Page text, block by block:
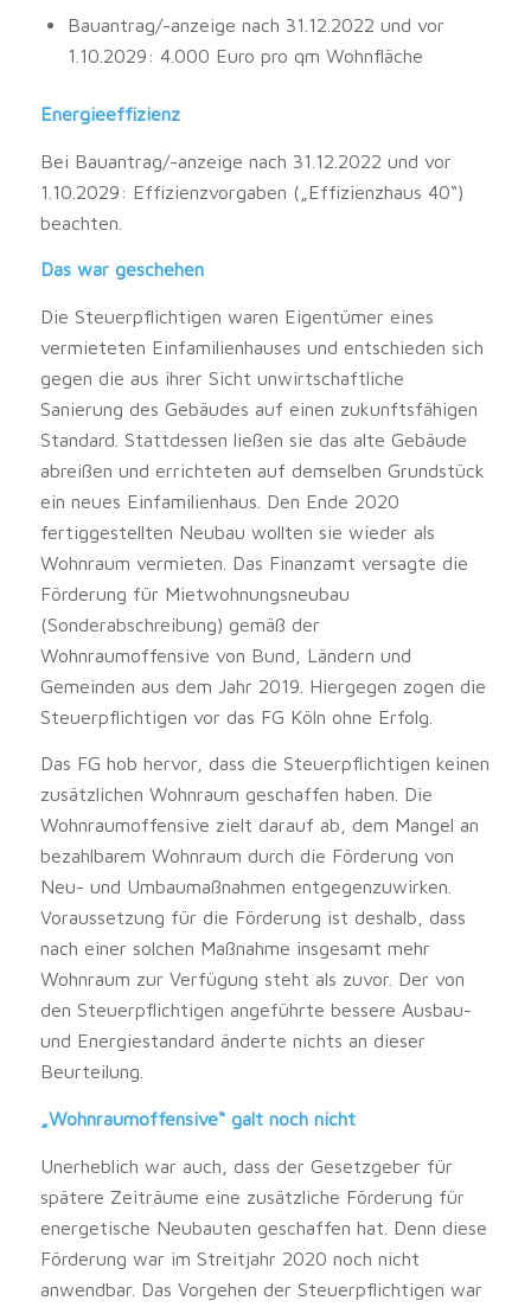
Bauantrag/-anzeige nach 31.12.2022 und vor
1.10.2029: 4.000 Euro pro qm Wohnfläche
Energieeffizienz
Bei Bauantrag/-anzeige nach 31.12.2022 und vor
1.10.2029: Effizienzvorgaben („Effizienzhaus 40“)
beachten.
Das war geschehen
Die Steuerpflichtigen waren Eigentümer eines
vermieteten Einfamilienhauses und entschieden sich
gegen die aus ihrer Sicht unwirtschaftliche
Sanierung des Gebäudes auf einen zukunftsfähigen
Standard. Stattdessen ließen sie das alte Gebäude
abreißen und errichteten auf demselben Grundstück
ein neues Einfamilienhaus. Den Ende 2020
fertiggestellten Neubau wollten sie wieder als
Wohnraum vermieten. Das Finanzamt versagte die
Förderung für Mietwohnungsneubau
(Sonderabschreibung) gemäß der
Wohnraumoffensive von Bund, Ländern und
Gemeinden aus dem Jahr 2019. Hiergegen zogen die
Steuerpflichtigen vor das FG Köln ohne Erfolg.
Das FG hob hervor, dass die Steuerpflichtigen keinen
zusätzlichen Wohnraum geschaffen haben. Die
Wohnraumoffensive zielt darauf ab, dem Mangel an
bezahlbarem Wohnraum durch die Förderung von
Neu- und Umbaumaßnahmen entgegenzuwirken.
Voraussetzung für die Förderung ist deshalb, dass
nach einer solchen Maßnahme insgesamt mehr
Wohnraum zur Verfügung steht als zuvor. Der von
den Steuerpflichtigen angeführte bessere Ausbau-
und Energiestandard änderte nichts an dieser
Beurteilung.
„Wohnraumoffensive“ galt noch nicht
Unerheblich war auch, dass der Gesetzgeber für
spätere Zeiträume eine zusätzliche Förderung für
energetische Neubauten geschaffen hat. Denn diese
Förderung war im Streitjahr 2020 noch nicht
anwendbar. Das Vorgehen der Steuerpflichtigen war